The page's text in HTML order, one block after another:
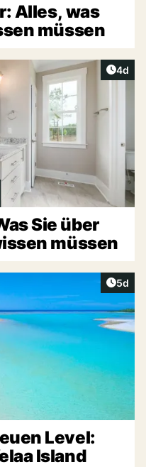
Alles, was
müssen
4d
Sie über
müssen
5d
Level:
Island